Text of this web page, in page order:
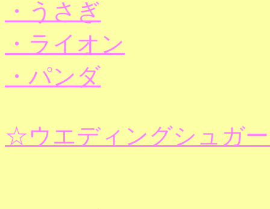
・うさぎ
・ライオン
・パンダ
☆ウエディングシュガ